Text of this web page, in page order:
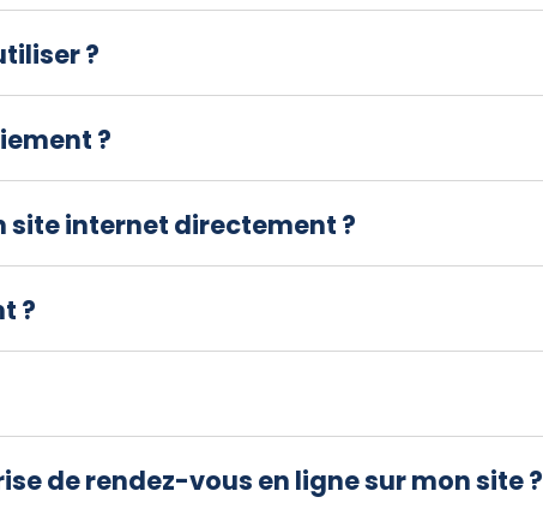
?
?
site internet directement ?
?
de rendez-vous en ligne sur mon site ?